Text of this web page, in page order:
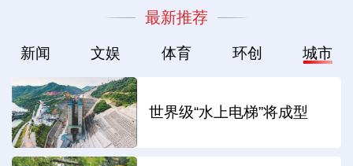
最新推荐
新闻 文娱 体育 环创 城市
世界级“水上电梯”将成型